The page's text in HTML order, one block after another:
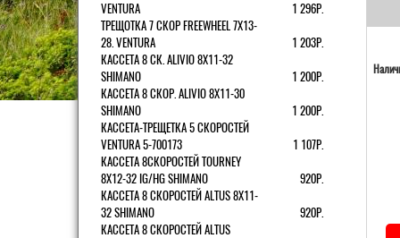
VENTURA
1 296Р.
ТРЕЩОТКА 7 СКОР FREEWHEEL 7Х13-
28. VENTURA
1 203Р.
КАССЕТА 8 СК. ALIVIO 8Х11-32
SHIMANO
1 200Р.
КАССЕТА 8 СКОР. ALIVIO 8Х11-30
SHIMANO
1 200Р.
КАССЕТА-ТРЕЩЕТКА 5 СКОРОСТЕЙ
VENTURA 5-700173
1 107Р.
КАССЕТА 8СКОРОСТЕЙ TOURNEY
8Х12-32 IG/HG SHIMANO
920Р.
КАССЕТА 8 СКОРОСТЕЙ ALTUS 8Х11-
32 SHIMANO
920Р.
КАССЕТА 8 СКОРОСТЕЙ ALTUS